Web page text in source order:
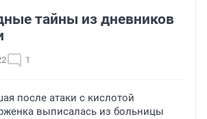
тайны из дневников
1
после атаки с кислотой
выписалась из больницы